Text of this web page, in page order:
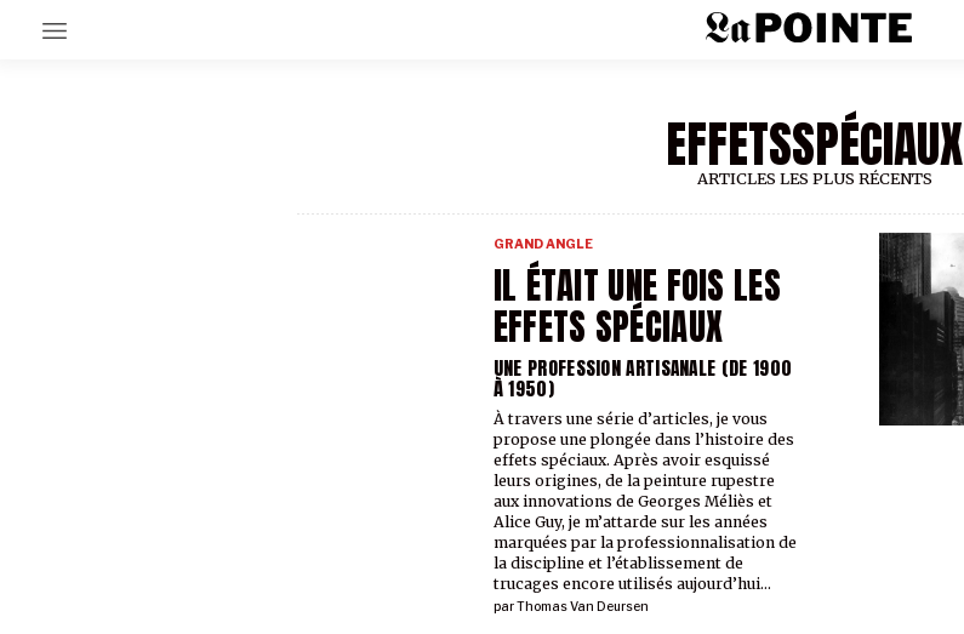
EFFETSSPÉCIAUX
ARTICLES LES PLUS RÉCENTS
IL ÉTAIT UNE FOIS LES
EFFETS SPÉCIAUX
UNE PROFESSION ARTISANALE (DE 1900
À 1950)
GRAND ANGLE
parThomas Van Deursen
À travers une série d’articles, je vous
propose une plongée dans l’histoire des
effets spéciaux. Après avoir esquissé
leurs origines, de la peinture rupestre
aux innovations de Georges Méliès et
Alice Guy, je m’attarde sur les années
marquées par la professionnalisation de
la discipline et l’établissement de
trucages encore utilisés aujourd’hui…